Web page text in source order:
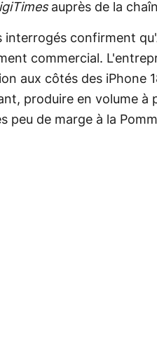
auprès de la
interrogés confirment
commercial.
aux côtés des iPhone
produire en volume
peu de marge à la